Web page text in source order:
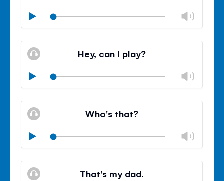
Play
stumm
Hey, can I play?
Play
stumm
Who's that?
Play
stumm
That's my dad.